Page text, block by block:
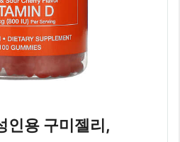
용 구미젤리,